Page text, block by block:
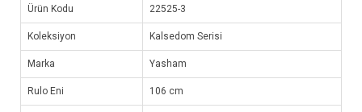
Ürün Kodu 22525-3
Koleksiyon Kalsedom Serisi
Marka Yasham
Rulo Eni 106 cm